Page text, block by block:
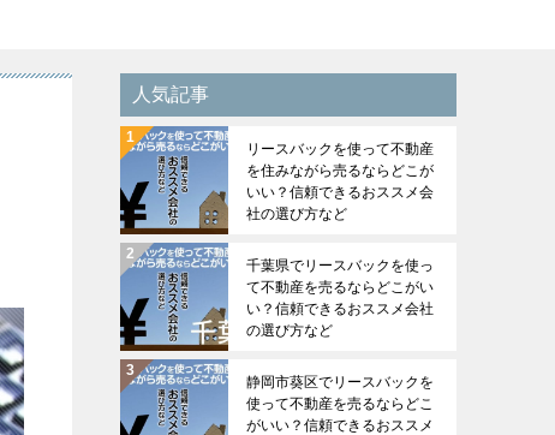
人気記事
リースバックを使って不動産
を住みながら売るならどこが
いい？信頼できるおススメ会
社の選び方など
千葉県でリースバックを使っ
て不動産を売るならどこがい
い？信頼できるおススメ会社
の選び方など
静岡市葵区でリースバックを
使って不動産を売るならどこ
がいい？信頼できるおススメ